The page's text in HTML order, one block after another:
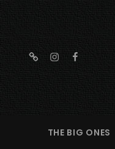
threadsinstagramfacebook
THE BIG ONES